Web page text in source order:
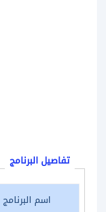
تفاصيل البرنامج
اسم البرنامج